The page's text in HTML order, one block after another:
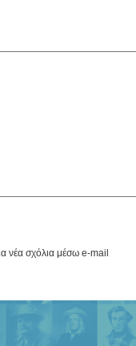
νέα σχόλια μέσω e-mail